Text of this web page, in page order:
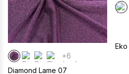
+6
Diamond Lame 07